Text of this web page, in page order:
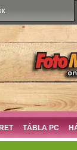
TÁBLA PC